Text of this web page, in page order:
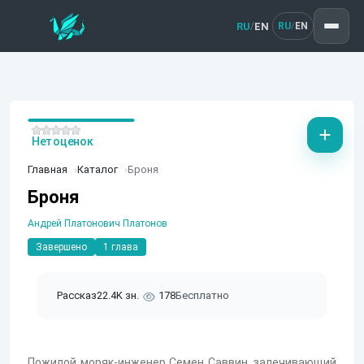
RU/EN RU/ EN
Главная Каталог Броня
Броня
Андрей Платонович Платонов
Завершено 1 глава
Рассказ22.4K зн. 178Бесплатно
Нет оценок